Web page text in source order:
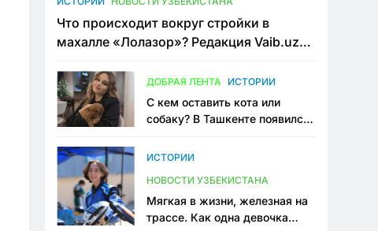
Что происходит вокруг стройки в
махалле «Лолазор»? Редакция Vaib.uz
конфликта
ДОБРАЯ ЛЕНТА ИСТОРИИ
С кем оставить кота или
собаку? В Ташкенте появился
ИСТОРИИ
НОВОСТИ УЗБЕКИСТАНА
Мягкая в жизни, железная на
трассе. Как одна девочка